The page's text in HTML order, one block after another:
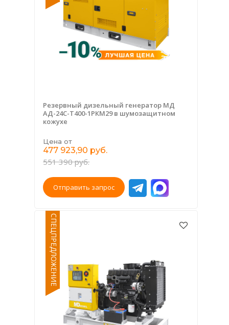
Резервный дизельный генератор МД
АД-24С-Т400-1РКМ29 в шумозащитном
кожухе
Цена от
477 923,90 руб.
551 390 руб.
Отправить запрос
СПЕЦПРЕДЛОЖЕНИЕ